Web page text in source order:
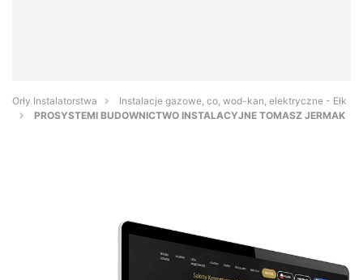
Orły Instalatorstwa
Instalacje gazowe, co, wod-kan, elektryczne - Ełk
PROSYSTEMI BUDOWNICTWO INSTALACYJNE TOMASZ JERMAK